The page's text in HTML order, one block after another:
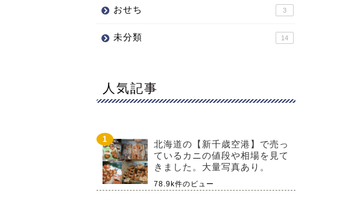
おせち 3
未分類 14
人気記事
北海道の【新千歳空港】で売っ
ているカニの値段や相場を見て
きました。大量写真あり。
78.9k件のビュー